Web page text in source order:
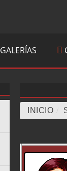
GALERÍAS
INICIO